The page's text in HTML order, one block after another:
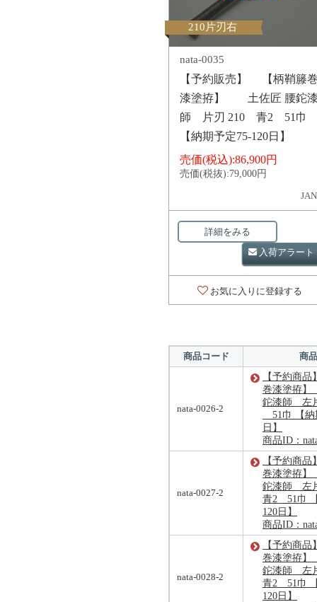
210片刃右
nata-0035
【予約販売】 【柄鞘籐
漆塗拵】 土佐匠 腰鉈
師 片刃 210 青2 51巾
【納期予定75-120日】
売価(税込):86,900円
売価(税抜):79,000円
詳細をみる
入荷アラート
お気に入りに登録する
商品コード 商
nata-0026-2
【予約商
巻漆塗拵
鉈漆師 左
51巾 【納
日】
商品ID：
nata-0027-2
【予約商
巻漆塗拵
鉈漆師
青2 51巾
120日】
商品ID：
nata-0028-2
【予約商
巻漆塗拵
鉈漆師
青2 51巾
120日】